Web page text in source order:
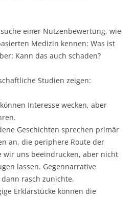
einer Nutzenbewertung, wie
Medizin kennen: Was ist
Kann das auch schaden?
Studien zeigen:
Interesse wecken, aber
Geschichten sprechen primär
an, die periphere Route der
wir uns beeindrucken, aber nicht
lassen. Gegennarrative
rasch zunichte.
Erklärstücke können die